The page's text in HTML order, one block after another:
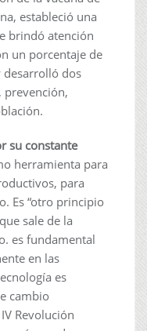
estableció una
brindó atención
un porcentaje de
desarrolló dos
prevención,
su constante
herramienta para
para
Es “otro principio
sale de la
es fundamental
en las
es
cambio
Revolución